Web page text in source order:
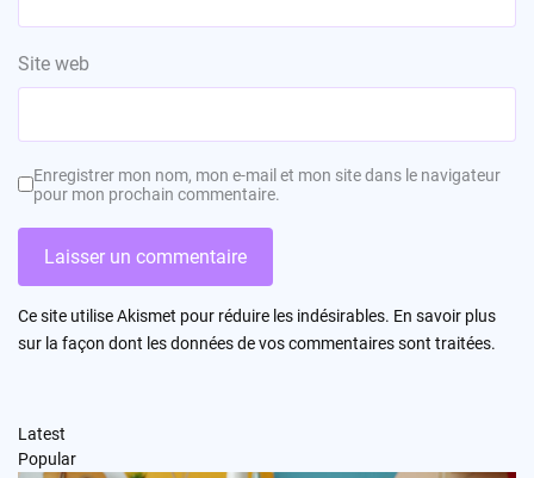
Site web
Enregistrer mon nom, mon e-mail et mon site dans le navigateur
pour mon prochain commentaire.
Ce site utilise Akismet pour réduire les indésirables. En savoir plus
sur la façon dont les données de vos commentaires sont traitées.
Latest
Popular